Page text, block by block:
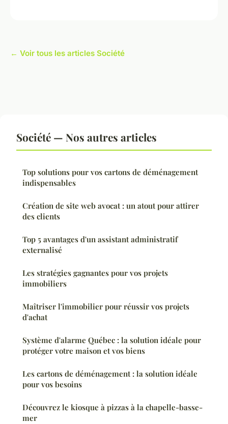
← Voir tous les articles Société
Société — Nos autres articles
Top solutions pour vos cartons de déménagement
indispensables
Création de site web avocat : un atout pour attirer
des clients
Top 5 avantages d'un assistant administratif
externalisé
Les stratégies gagnantes pour vos projets
immobiliers
Maîtriser l'immobilier pour réussir vos projets
d'achat
Système d'alarme Québec : la solution idéale pour
protéger votre maison et vos biens
Les cartons de déménagement : la solution idéale
pour vos besoins
Découvrez le kiosque à pizzas à la chapelle-basse-
mer